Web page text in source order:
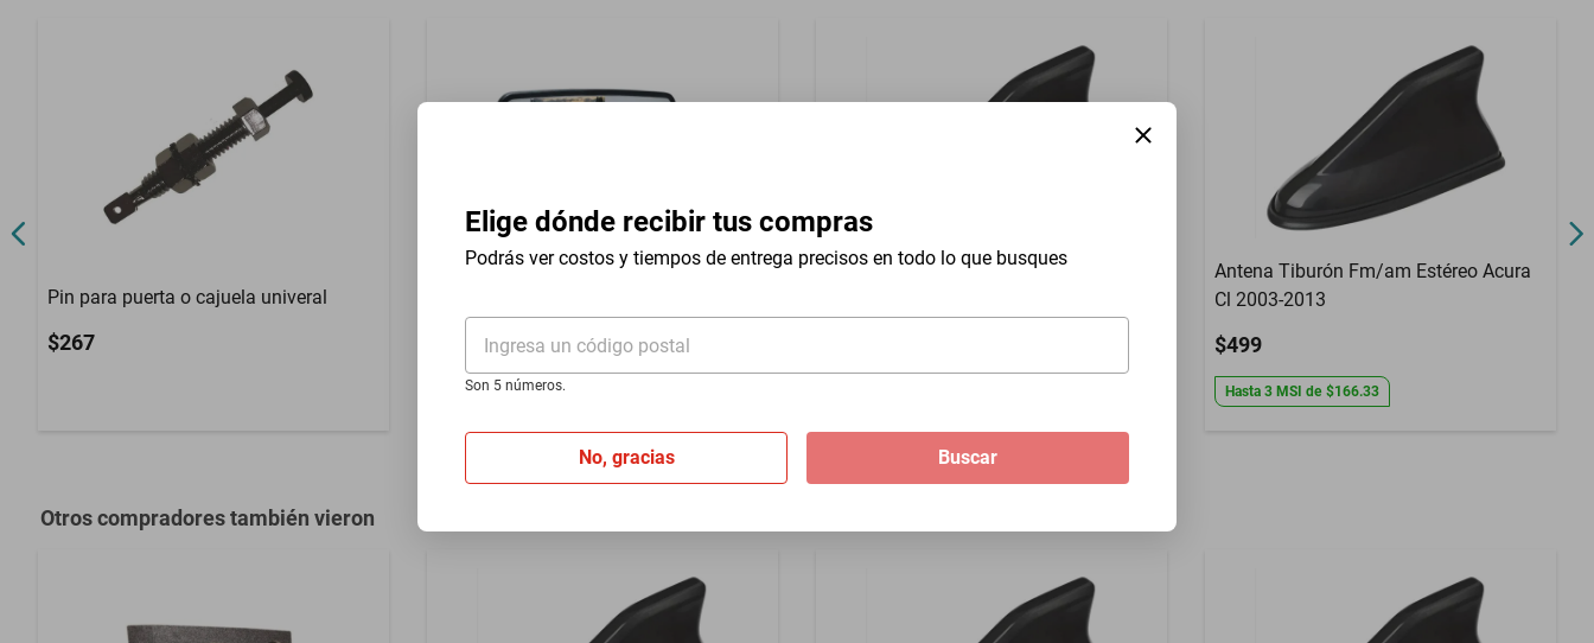
Elige dónde recibir tus compras
Podrás ver costos y tiempos de entrega precisos en todo lo que busques
Ingresa un código postal
Son 5 números.
No, gracias Buscar
Pin para puerta o cajuela univeral
$267
EX-RTCAMDVR2
$1014
$882 -13%
Antena Tiburón Fm/am Estéreo Acura
Antena Tiburón Fm/am Estéreo Acura
Cl 2003-2013
$499
Hasta 3 MSI de $166.33
Otros compradores también vieron